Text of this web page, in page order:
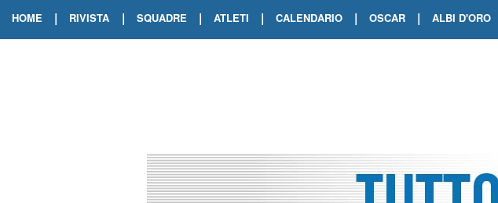
HOME | RIVISTA | SQUADRE | ATLETI | CALENDARIO | OSCAR | ALBI D'ORO